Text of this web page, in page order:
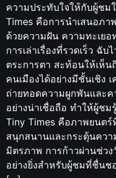
ความประทับใจให้กับผู้ชม
Times คือการนำเสนอภ
ด้วยความฝัน ความทะเยอ
การเล่าเรื่องที่รวดเร็ว ฉั
ตระการตา สะท้อนให้เห็
คนเมืองได้อย่างมีชั้นเชิง
ถ่ายทอดความผูกพันและค
อย่างน่าเชื่อถือ ทำให้ผู้ช
Tiny Times คือภาพยนต
สนุกสนานและกระตุ้นคว
มิตรภาพ การก้าวผ่านช่ว
อย่างยิ่งสำหรับผู้ชมที่ชื่น